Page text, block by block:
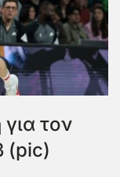
τον
(pic)